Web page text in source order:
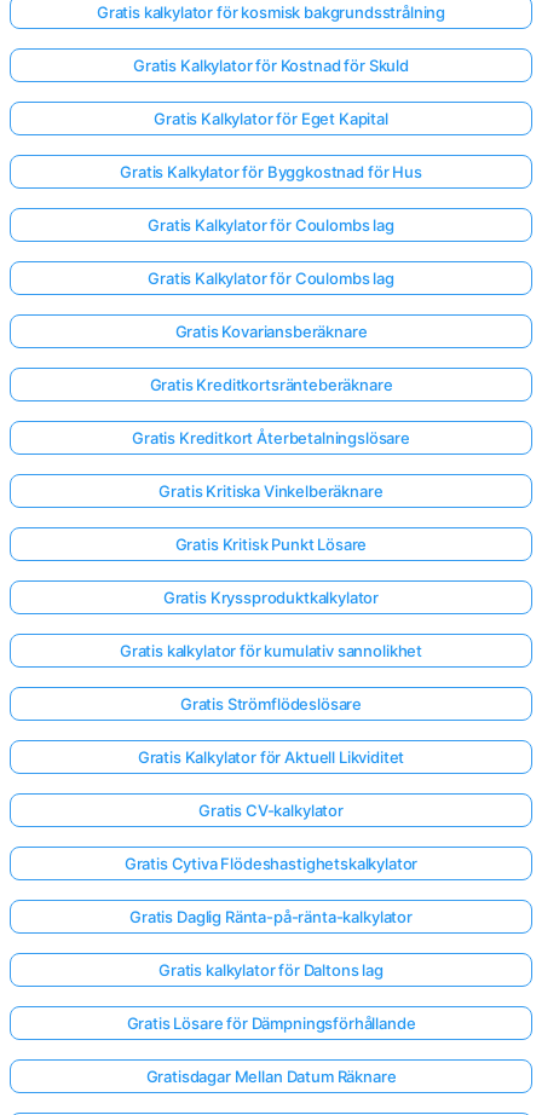
Gratis kalkylator för kosmisk bakgrundsstrålning
Gratis Kalkylator för Kostnad för Skuld
Gratis Kalkylator för Eget Kapital
Gratis Kalkylator för Byggkostnad för Hus
Gratis Kalkylator för Coulombs lag
Gratis Kalkylator för Coulombs lag
Gratis Kovariansberäknare
Gratis Kreditkortsränteberäknare
Gratis Kreditkort Återbetalningslösare
Gratis Kritiska Vinkelberäknare
Gratis Kritisk Punkt Lösare
Gratis Kryssproduktkalkylator
Gratis kalkylator för kumulativ sannolikhet
Gratis Strömflödeslösare
Gratis Kalkylator för Aktuell Likviditet
Gratis CV-kalkylator
Gratis Cytiva Flödeshastighetskalkylator
Gratis Daglig Ränta-på-ränta-kalkylator
Gratis kalkylator för Daltons lag
Gratis Lösare för Dämpningsförhållande
Gratisdagar Mellan Datum Räknare